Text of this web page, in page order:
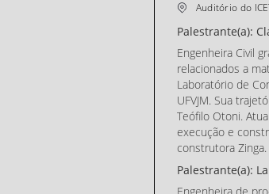
Auditório do
Palestrante(a):
Engenheira Civil
relacionados a
Laboratório de
UFVJM. Sua
Teófilo Otoni.
execução e
construtora Zinga.
Palestrante(a):